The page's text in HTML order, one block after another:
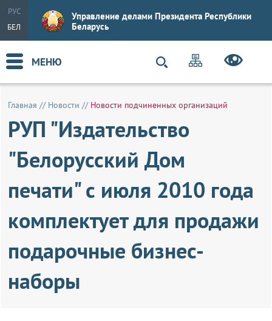
РУС
БЕЛ
Управление делами Президента Республики
Беларусь
МЕНЮ
Главная // Новости // Новости подчиненных организаций
РУП "Издательство
"Белорусский Дом
печати" с июля 2010 года
комплектует для продажи
подарочные бизнес-
наборы